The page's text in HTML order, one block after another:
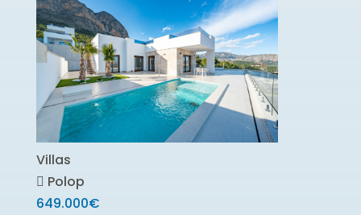
Villas
Polop
649.000€